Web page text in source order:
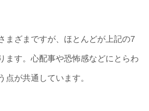
まざまですが、ほとんどが上記の7
ます。心配事や恐怖感などにとらわ
点が共通しています。